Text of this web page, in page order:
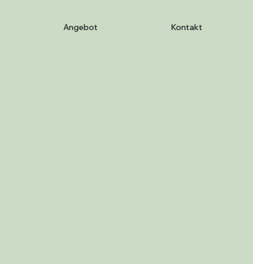
Angebot Kontakt